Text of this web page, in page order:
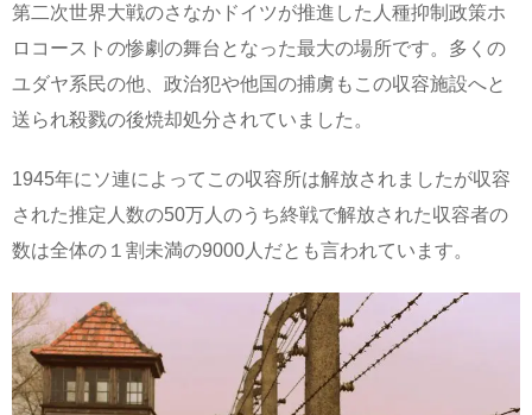
第二次世界大戦のさなかドイツが推進した人種抑制政策ホ
ロコーストの惨劇の舞台となった最大の場所です。多くの
ユダヤ系民の他、政治犯や他国の捕虜もこの収容施設へと
送られ殺戮の後焼却処分されていました。
1945年にソ連によってこの収容所は解放されましたが収容
された推定人数の50万人のうち終戦で解放された収容者の
数は全体の１割未満の9000人だとも言われています。